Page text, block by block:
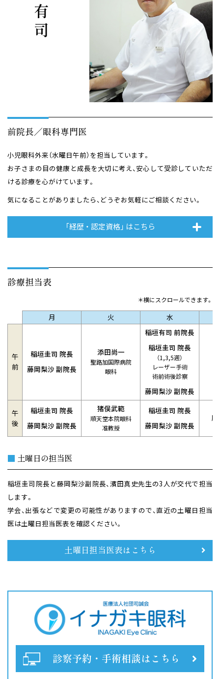
前院長 眼科専門医 稲垣有司
前院長／眼科専門医
小児眼科外来（水曜日午前）を担当しています。
お子さまの目の健康と成長を大切に考え、安心して受診していただ
ける診療を心がけています。
気になることがありましたら、どうぞお気軽にご相談ください。
「経歴 ・ 認定資格」 はこちら
診療担当表
＊横にスクロールできます。
月 火 水
午
前
稲垣圭司 院長
藤岡梨沙 副院長
添田尚一
聖路加国際病院
眼科
稲垣有司 前院長
稲垣圭司 院長
（1,3,5週）
レーザー手術
術前術後診察
藤岡梨沙 副院長
午
後
稲垣圭司 院長
藤岡梨沙 副院長
猪俣武範
順天堂本院眼科
准教授
稲垣圭司 院長
藤岡梨沙 副院長
■ 土曜日の担当医
稲垣圭司院長と藤岡梨沙副院長、濱田真史先生の3人が交代で担当
します。
学会、出張などで変更の可能性がありますので、直近の土曜日担当
医は土曜日担当医表を確認ください。
土曜日担当医表はこちら
診察予約・手術相談はこちら